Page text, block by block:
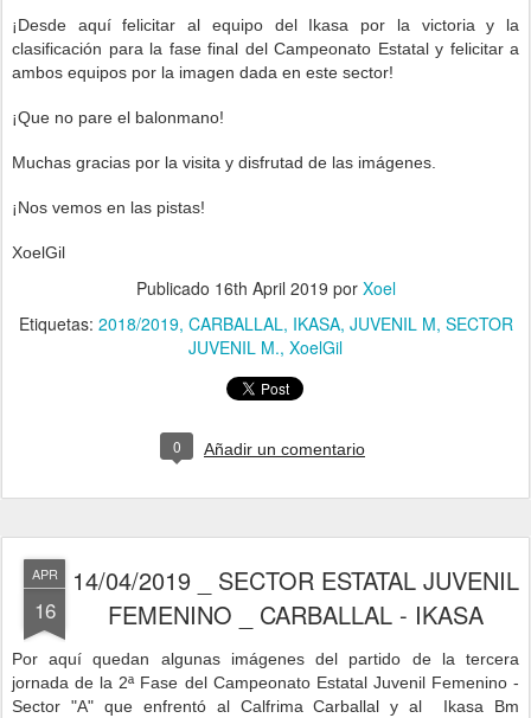
¡Desde aquí felicitar al equipo del Ikasa por la victoria y la
clasificación para la fase final del Campeonato Estatal y felicitar a
ambos equipos por la imagen dada en este sector!
¡Que no pare el balonmano!
Muchas gracias por la visita y disfrutad de las imágenes.
¡Nos vemos en las pistas!
XoelGil
Publicado 16th April 2019 por Xoel
Etiquetas: 2018/2019 CARBALLAL IKASA JUVENIL M SECTOR
JUVENIL M. XoelGil
0 Añadir un comentario
APR
16
14/04/2019 _ SECTOR ESTATAL JUVENIL
FEMENINO _ CARBALLAL - IKASA
Por aquí quedan algunas imágenes del partido de la tercera
jornada de la 2ª Fase del Campeonato Estatal Juvenil Femenino -
Sector "A" que enfrentó al Calfrima Carballal y al Ikasa Bm